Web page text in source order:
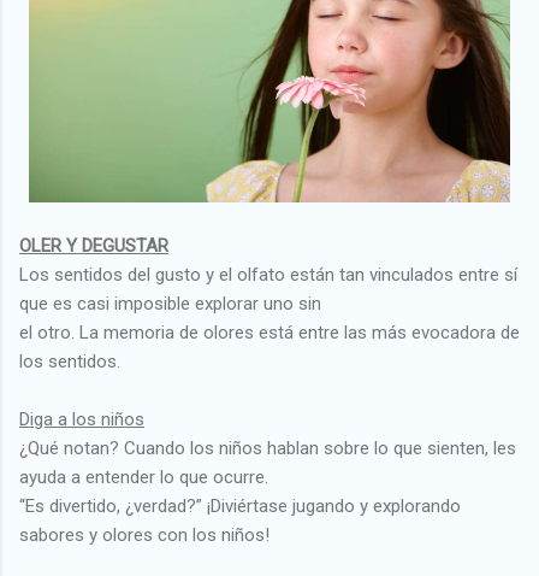
OLER Y DEGUSTAR
Los sentidos del gusto y el olfato están tan vinculados entre sí
que es casi imposible explorar uno sin
el otro. La memoria de olores está entre las más evocadora de
los sentidos.
Diga a los niños
¿Qué notan? Cuando los niños hablan sobre lo que sienten, les
ayuda a entender lo que ocurre.
“Es divertido, ¿verdad?” ¡Diviértase jugando y explorando
sabores y olores con los niños!